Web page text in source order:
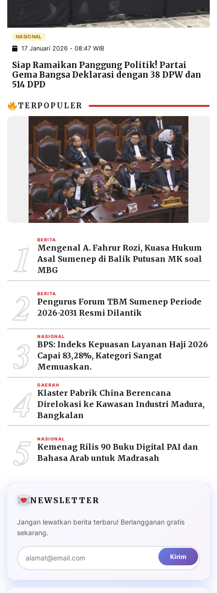
INFORMASI
IKLAN
KIRIM
PENGADUAN TERM
OF
SERVICE
IKUTI
RESOLUSI
MEDIA
©
Resolusi.co
-
PT.
RESOLUSI
MEDIA
PRAMUDITA
NASIONAL
17 Januari 2026 - 08:47 WIB
Siap Ramaikan Panggung Politik! Partai
Gema Bangsa Deklarasi dengan 38 DPW dan
514 DPD
TERPOPULER
1 BERITA
Mengenal A. Fahrur Rozi, Kuasa Hukum
Asal Sumenep di Balik Putusan MK soal
MBG
2 BERITA
Pengurus Forum TBM Sumenep Periode
2026-2031 Resmi Dilantik
3 NASIONAL
BPS: Indeks Kepuasan Layanan Haji 2026
Capai 83,28%, Kategori Sangat
Memuaskan.
4 DAERAH
Klaster Pabrik China Berencana
Direlokasi ke Kawasan Industri Madura,
Bangkalan
5 NASIONAL
Kemenag Rilis 90 Buku Digital PAI dan
Bahasa Arab untuk Madrasah
NEWSLETTER
Jangan lewatkan berita terbaru! Berlangganan gratis
sekarang.
Kirim